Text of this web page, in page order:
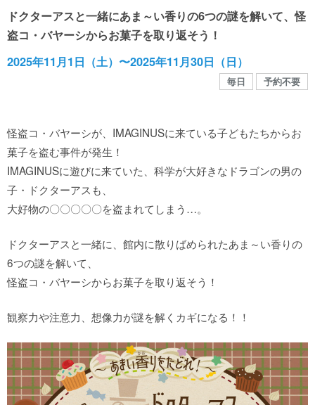
館内MAP
団体や企業利用に関するご案内
お知らせ
お問い合わせ
サイトポリシー
ドクターアスと一緒にあま～い香りの6つの謎を解いて、怪
盗コ・バヤーシからお菓子を取り返そう！
2025年11月1日（土）〜2025年11月30日（日）
毎日 予約不要
怪盗コ・バヤーシが、 IMAGINUSに来ている子どもたちからお
菓子を盗む事件が発生！
IMAGINUSに遊びに来ていた、科学が大好きなドラゴンの男の
子・ドクターアスも、
大好物の〇〇〇〇〇を盗まれてしまう …。
ドクターアスと一緒に、館内に散りばめられたあま～い香りの
6つの謎を解いて、
怪盗コ・バヤーシからお菓子を取り返そう！
観察力や注意力、想像力が謎を解くカギになる！！